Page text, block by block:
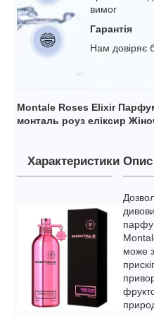
вимог
Гарантія
Нам довіряє
Montale Roses Elixir
монталь роуз еліксир
Характеристики Опис
може